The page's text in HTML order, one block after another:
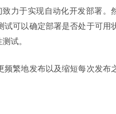
力于实现自动化开发部署。
试可以确定部署是否处于可用
试。
频繁地发布以及缩短每次发布